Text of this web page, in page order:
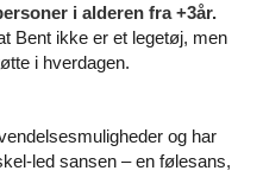
i alderen fra +3år.
Bent ikke er et legetøj, men
i hverdagen.
og har
led sansen – en følesans,